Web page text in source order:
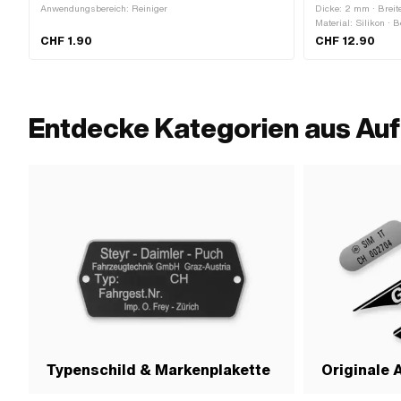
Anwendungsbereich: Reiniger
CHF 1.90
Dicke: 2 mm ·
Material: Silikon ·
Beschaffenheit
CHF 12.90
Entdecke Kategorien aus
Typenschild & Markenplakette Originale